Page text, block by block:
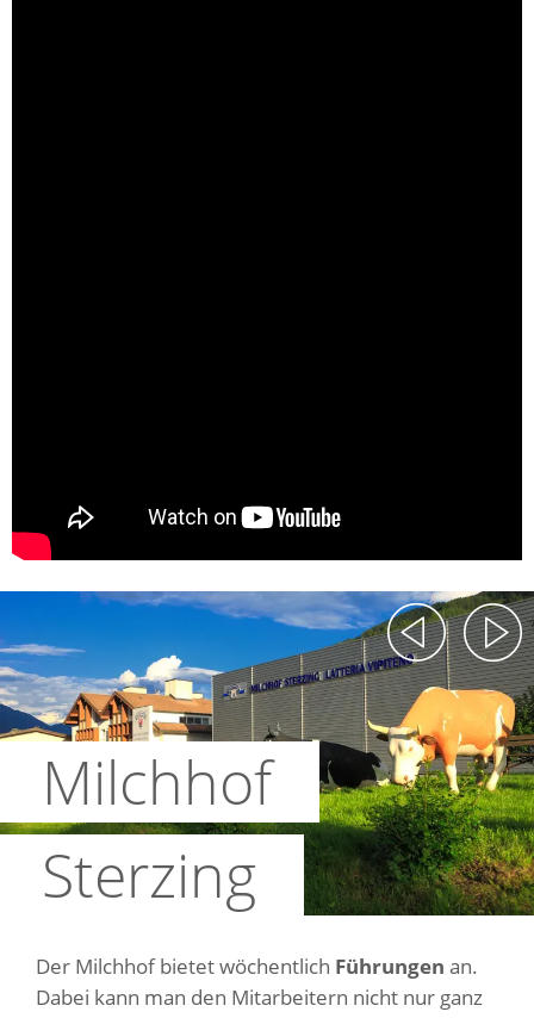
Milchhof
Sterzing
Der Milchhof bietet wöchentlich Führungen an.
Dabei kann man den Mitarbeitern nicht nur ganz